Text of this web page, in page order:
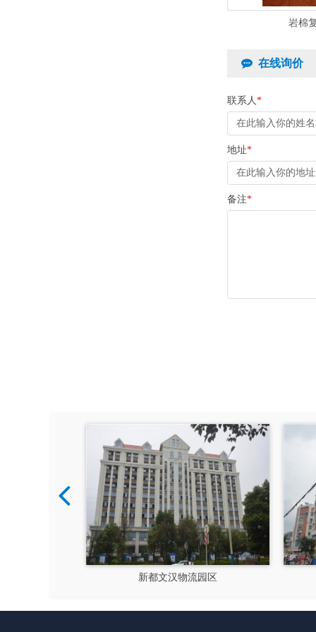
岩棉
在线询价
联系人*
地址*
备注*
新都文汉物流园区